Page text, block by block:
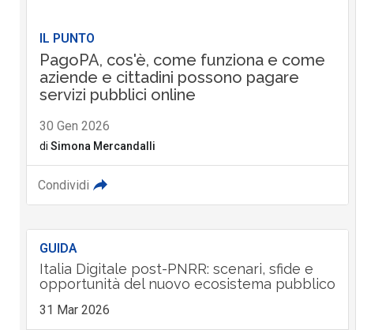
IL PUNTO
PagoPA, cos'è, come funziona e come
aziende e cittadini possono pagare
servizi pubblici online
30 Gen 2026
di Simona Mercandalli
Condividi
GUIDA
Italia Digitale post-PNRR: scenari, sfide e
opportunità del nuovo ecosistema pubblico
31 Mar 2026